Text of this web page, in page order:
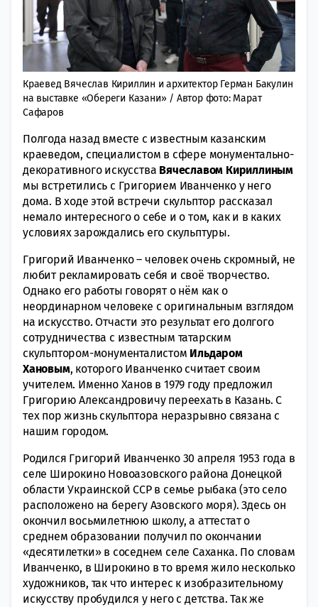
Краевед Вячеслав Кириллин и архитектор Герман Бакулин
на выставке «Обереги Казани» / Автор фото: Марат
Сафаров
Полгода назад вместе с известным казанским
краеведом, специалистом в сфере монументально-
декоративного искусства Вячеславом Кириллиным
мы встретились с Григорием Иванченко у него
дома. В ходе этой встречи скульптор рассказал
немало интересного о себе и о том, как и в каких
условиях зарождались его скульптуры.
Григорий Иванченко – человек очень скромный, не
любит рекламировать себя и своё творчество.
Однако его работы говорят о нём как о
неординарном человеке с оригинальным взглядом
на искусство. Отчасти это результат его долгого
сотрудничества с известным татарским
скульптором-монументалистом Ильдаром
Хановым, которого Иванченко считает своим
учителем. Именно Ханов в 1979 году предложил
Григорию Александровичу переехать в Казань. С
тех пор жизнь скульптора неразрывно связана с
нашим городом.
Родился Григорий Иванченко 30 апреля 1953 года в
селе Широкино Новоазовского района Донецкой
области Украинской ССР в семье рыбака (это село
расположено на берегу Азовского моря). Здесь он
окончил восьмилетнюю школу, а аттестат о
среднем образовании получил по окончании
«десятилетки» в соседнем селе Саханка. По словам
Иванченко, в Широкино в то время жило несколько
художников, так что интерес к изобразительному
искусству пробудился у него с детства. Так же